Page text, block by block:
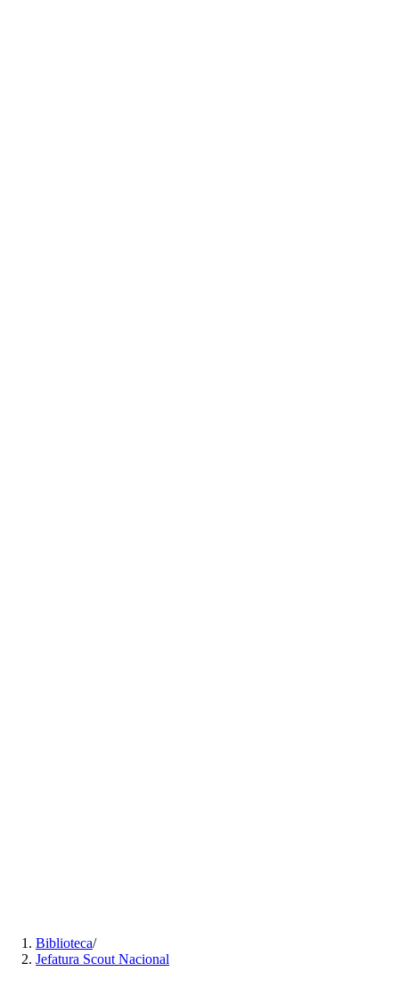
Biblioteca/
Jefatura Scout Nacional